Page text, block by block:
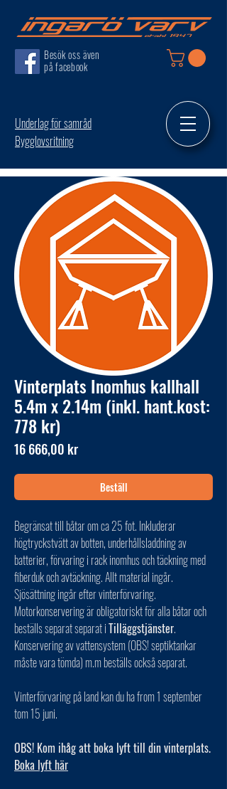
Besök oss även
på facebook
Underlag för samråd
Bygglovsritning
Vinterplats Inomhus kallhall
5.4m x 2.14m (inkl. hant.kost:
778 kr)
16 666,00 krPris
Beställ
Begränsat till båtar om ca 25 fot. Inkluderar
högtryckstvätt av botten, underhållsladdning av
batterier, förvaring i rack inomhus och täckning med
fiberduk och avtäckning. Allt material ingår.
Sjösättning ingår efter vinterförvaring.
Motorkonservering är obligatoriskt för alla båtar och
beställs separat separat iTilläggstjänster.
Konservering av vattensystem (OBS! septiktankar
måste vara tömda) m.m beställs också separat.
Vinterförvaring på land kan du ha from 1 september
tom 15 juni.
OBS! Kom ihåg att boka lyft till din vinterplats.
Boka lyft här